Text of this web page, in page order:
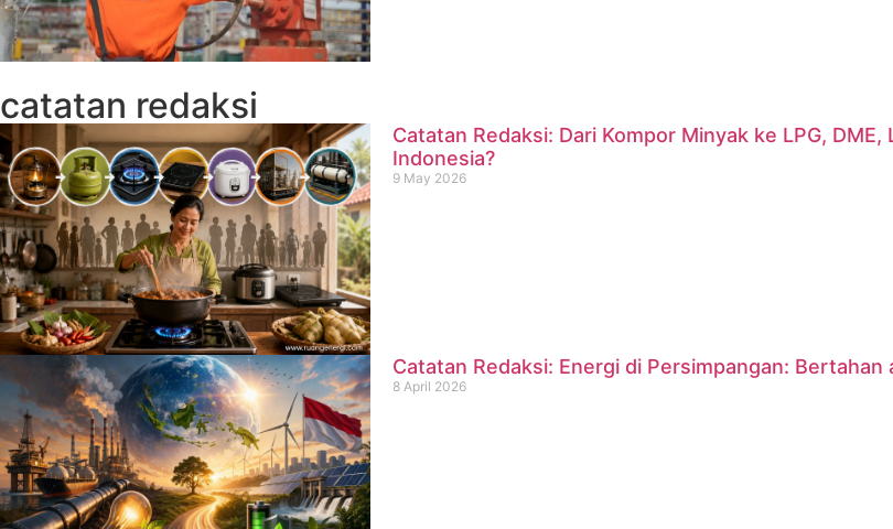
catatan redaksi
Catatan Redaksi: Dari Kompor Minyak ke LPG,
Indonesia?
9 May 2026
Catatan Redaksi: Energi di Persimpangan:
8 April 2026